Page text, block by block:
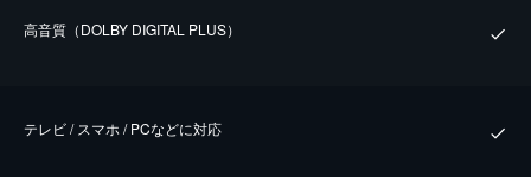
⾼⾳質（DOLBY DIGITAL PLUS）
テレビ / スマホ / PCなどに対応